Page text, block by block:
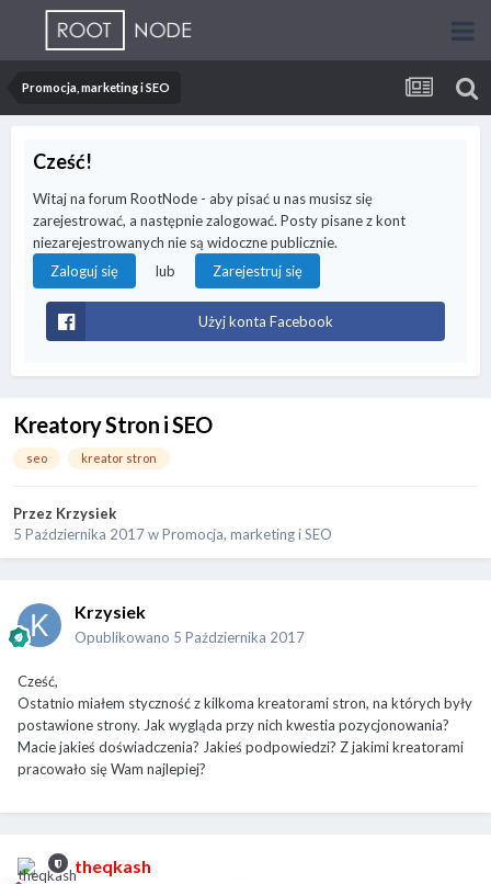
Promocja, marketing i SEO
Cześć!
Witaj na forum RootNode - aby pisać u nas musisz się
zarejestrować, a następnie zalogować. Posty pisane z kont
niezarejestrowanych nie są widoczne publicznie.
Zaloguj się
lub Zarejestruj się
Użyj konta Facebook
Kreatory Stron i SEO
seo kreator stron
Przez Krzysiek
5 Października 2017wPromocja, marketing i SEO
Krzysiek
Opublikowano 5 Października 2017
Cześć,
Ostatnio miałem styczność z kilkoma kreatorami stron, na których były
postawione strony. Jak wygląda przy nich kwestia pozycjonowania?
Macie jakieś doświadczenia? Jakieś podpowiedzi? Z jakimi kreatorami
pracowało się Wam najlepiej?
theqkash